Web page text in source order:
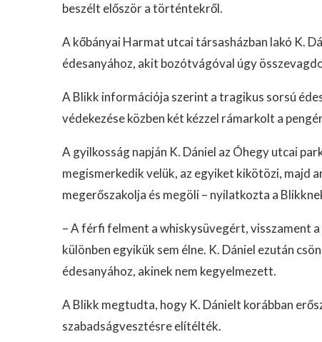
beszélt először a történtekről.
A kőbányai Harmat utcai társasházban lakó K.
édesanyához, akit bozótvágóval úgy
A Blikk információja szerint a tragikus sorsú
védekezése közben két kézzel rámarkolt a
A gyilkosság napján K. Dániel az Óhegy utcai
megismerkedik velük, az egyiket kikötözi, majd
megerőszakolja és megöli – nyilatkozta a
– A férfi felment a whiskysüvegért, visszament
különben egyikük sem élne. K. Dániel ezután
édesanyához, akinek nem kegyelmezett.
A Blikk megtudta, hogy K. Dánielt korábban
szabadságvesztésre elítélték.